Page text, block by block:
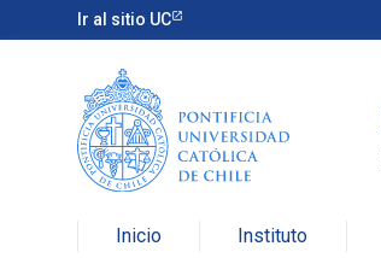
Ir al sitio UC
Inicio Instituto